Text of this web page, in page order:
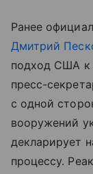
Ранее
Дмитрий
подход США к
пресс-
с одной
вооружений
декларирует
процессу.